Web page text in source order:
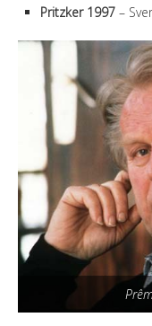
Pritzker 1997 –